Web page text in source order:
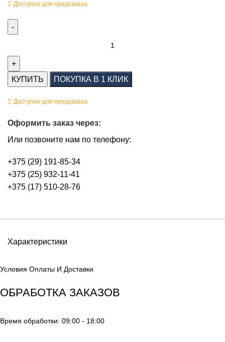
Доступно для предзаказа
КУПИТЬ ПОКУПКА В 1 КЛИК
Доступно для предзаказа
Оформить заказ через:
Или позвоните нам по телефону:
+375 (29) 191-85-34
+375 (25) 932-11-41
+375 (17) 510-28-76
Характеристики
Условия Оплаты И Доставки
ОБРАБОТКА ЗАКАЗОВ
Время обработки: 09:00 - 18:00